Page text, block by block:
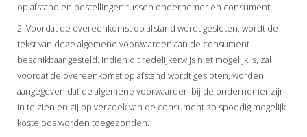
op afstand en bestellingen tussen ondernemer en consument.
2. Voordat de overeenkomst op afstand wordt gesloten, wordt de
tekst van deze algemene voorwaarden aan de consument
beschikbaar gesteld. Indien dit redelijkerwijs niet mogelijk is, zal
voordat de overeenkomst op afstand wordt gesloten, worden
aangegeven dat de algemene voorwaarden bij de ondernemer zijn
in te zien en zij op verzoek van de consument zo spoedig mogelijk
kosteloos worden toegezonden.